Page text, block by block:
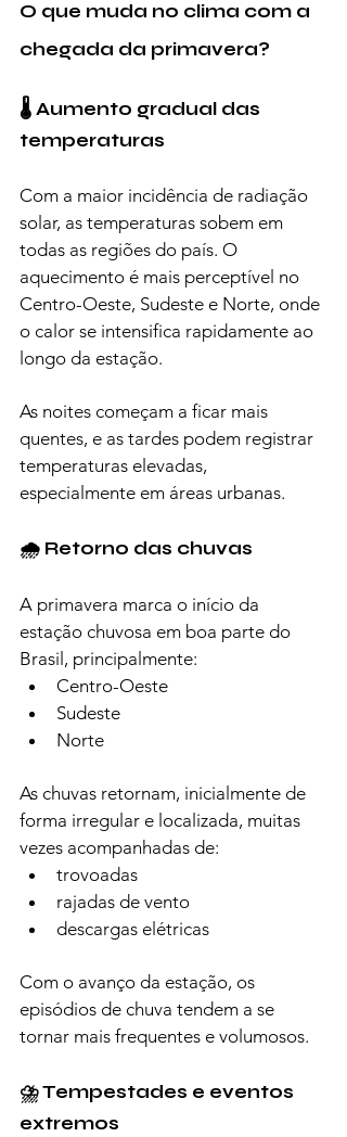
O que muda no clima com a
chegada da primavera?
🌡️ Aumento gradual das
temperaturas
Com a maior incidência de radiação
solar, as temperaturas sobem em
todas as regiões do país. O
aquecimento é mais perceptível no
Centro-Oeste, Sudeste e Norte, onde
o calor se intensifica rapidamente ao
longo da estação.
As noites começam a ficar mais
quentes, e as tardes podem registrar
temperaturas elevadas,
especialmente em áreas urbanas.
🌧️ Retorno das chuvas
A primavera marca o início da
estação chuvosa em boa parte do
Brasil, principalmente:
Centro-Oeste
Sudeste
Norte
As chuvas retornam, inicialmente de
forma irregular e localizada, muitas
vezes acompanhadas de:
trovoadas
rajadas de vento
descargas elétricas
Com o avanço da estação, os
episódios de chuva tendem a se
tornar mais frequentes e volumosos.
⛈️ Tempestades e eventos
extremos